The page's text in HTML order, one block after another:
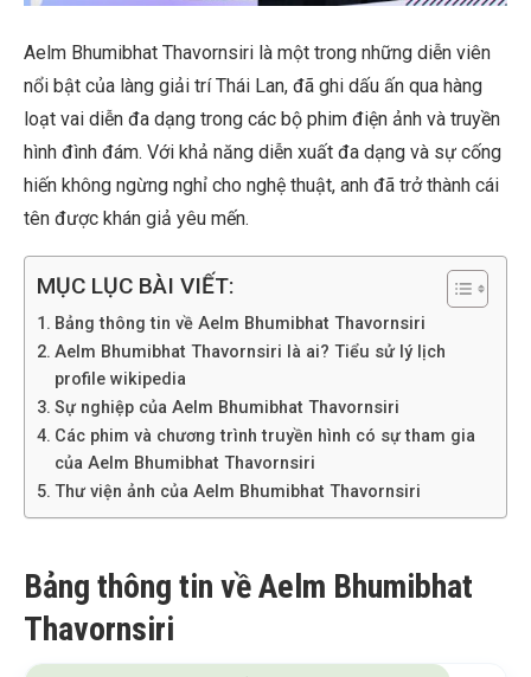
Aelm Bhumibhat Thavornsiri là một trong những diễn viên
nổi bật của làng giải trí Thái Lan, đã ghi dấu ấn qua hàng
loạt vai diễn đa dạng trong các bộ phim điện ảnh và truyền
hình đình đám. Với khả năng diễn xuất đa dạng và sự cống
hiến không ngừng nghỉ cho nghệ thuật, anh đã trở thành cái
tên được khán giả yêu mến.
MỤC LỤC BÀI VIẾT:
Bảng thông tin về Aelm Bhumibhat Thavornsiri
Aelm Bhumibhat Thavornsiri là ai? Tiểu sử lý lịch
profile wikipedia
Sự nghiệp của Aelm Bhumibhat Thavornsiri
Các phim và chương trình truyền hình có sự tham gia
của Aelm Bhumibhat Thavornsiri
Thư viện ảnh của Aelm Bhumibhat Thavornsiri
Bảng thông tin về Aelm Bhumibhat
Thavornsiri